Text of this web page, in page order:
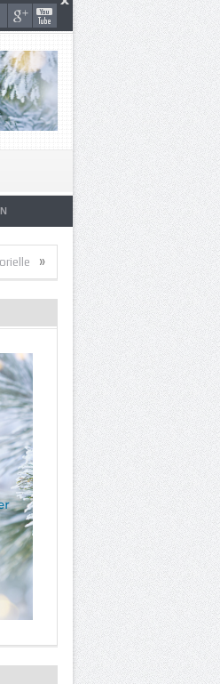
Artistes de la Vie » Malade…